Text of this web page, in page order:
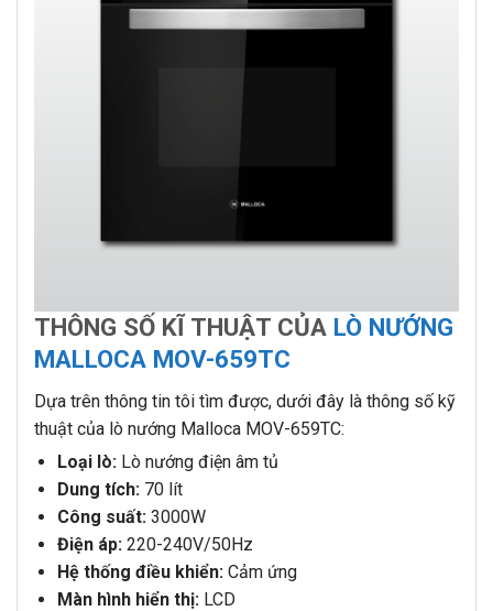
THÔNG SỐ KĨ THUẬT CỦA LÒ NƯỚNG
MALLOCA MOV-659TC
Dựa trên thông tin tôi tìm được, dưới đây là thông số kỹ
thuật của lò nướng Malloca MOV-659TC:
Loại lò:Lò nướng điện âm tủ
Dung tích:70 lít
Công suất:3000W
Điện áp:220-240V/50Hz
Hệ thống điều khiển:Cảm ứng
Màn hình hiển thị:LCD